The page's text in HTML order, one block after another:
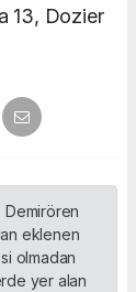
13, Dozier
Demirören
eklenen
olmadan
yer alan